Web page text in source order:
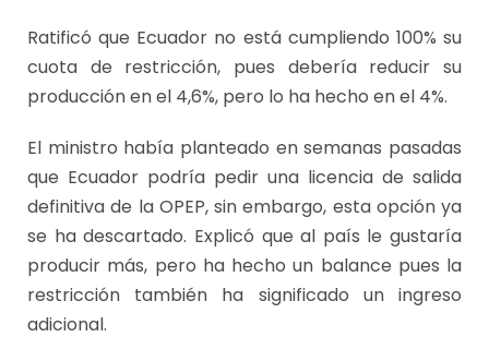
Ratificó que Ecuador no está cumpliendo 100% su
cuota de restricción, pues debería reducir su
producción en el 4,6%, pero lo ha hecho en el 4%.
El ministro había planteado en semanas pasadas
que Ecuador podría pedir una licencia de salida
definitiva de la OPEP, sin embargo, esta opción ya
se ha descartado. Explicó que al país le gustaría
producir más, pero ha hecho un balance pues la
restricción también ha significado un ingreso
adicional.